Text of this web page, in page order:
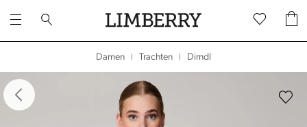
Damen Trachten Dirndl
überspringen